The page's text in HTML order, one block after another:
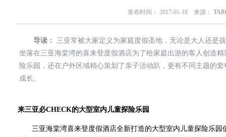
发布时间： 2017-01-18 来源：
导读：
三亚常被大家定义为家庭度假圣地，无论是大人还是
坐落在三亚海棠湾的喜来登度假酒店为了给家庭出游的客人创造
险乐园，还在户外区域精心策划了亲子活动趴，更有不同主题的
成长。
来三亚必CHECK的大型室内儿童探险乐园
三亚海棠湾喜来登度假酒店全新打造的大型室内儿童探险乐园